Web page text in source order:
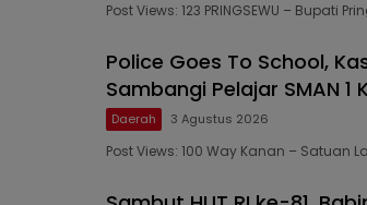
Post Views: 123 PRINGSEWU – Bupati
Police Goes To School,
Sambangi Pelajar SMAN 1
Daerah 3 Agustus 2026
Post Views: 100 Way Kanan – Satuan